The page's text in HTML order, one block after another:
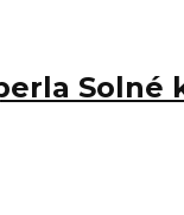
Solné